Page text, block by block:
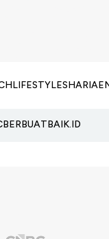
LIFESTYLESHARIA
BERBUATBAIK.ID